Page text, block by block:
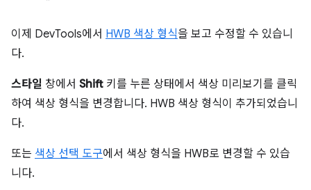
이제 DevTools에서 HWB 색상 형식을 보고 수정할 수 있습니
다.
스타일 창에서 Shift 키를 누른 상태에서 색상 미리보기를 클릭
하여 색상 형식을 변경합니다. HWB 색상 형식이 추가되었습니
다.
또는 색상 선택 도구에서 색상 형식을 HWB로 변경할 수 있습
니다.